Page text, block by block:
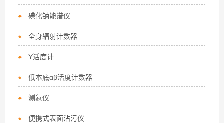
碘化钠能谱仪
全身辐射计数器
Y活度计
低本底αβ活度计数器
测氡仪
便携式表面沾污仪